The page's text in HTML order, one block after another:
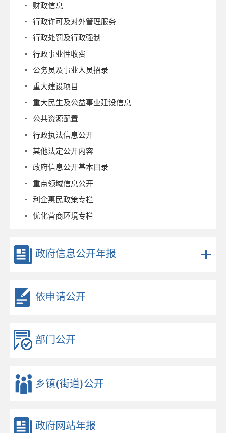
财政信息
行政许可及对外管理服务
行政处罚及行政强制
行政事业性收费
公务员及事业人员招录
重大建设项目
重大民生及公益事业建设信息
公共资源配置
行政执法信息公开
其他法定公开内容
政府信息公开基本目录
重点领域信息公开
利企惠民政策专栏
优化营商环境专栏
政府信息公开年报
依申请公开
部门公开
乡镇(街道)公开
政府网站年报